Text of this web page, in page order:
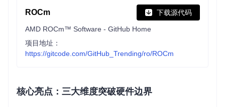
ROCm 下载源代码
AMD ROCm™ Software - GitHub Home
项目地址：
https://gitcode.com/GitHub_Trending/ro/ROCm
核心亮点：三大维度突破硬件边界